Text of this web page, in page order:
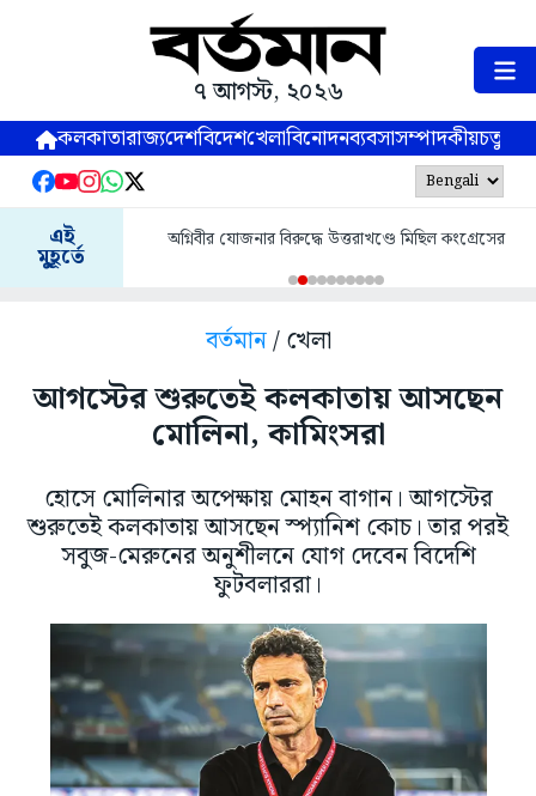
৭ আগস্ট, ২০২৬
কলকাতারাজ্যদেশবিদেশখেলাবিনোদনব্যবসাসম্পাদকীয়
এই
মুহূর্তে
অগ্নিবীর যোজনার বিরুদ্ধে উত্তরাখণ্ডে মিছিল কংগ্রেসের
বর্তমান/ খেলা
আগস্টের শুরুতেই কলকাতায় আসছেন
মোলিনা, কামিংসরা
হোসে মোলিনার অপেক্ষায় মোহন বাগান। আগস্টের
শুরুতেই কলকাতায় আসছেন স্প্যানিশ কোচ। তার পরই
সবুজ-মেরুনের অনুশীলনে যোগ দেবেন বিদেশি
ফুটবলাররা।